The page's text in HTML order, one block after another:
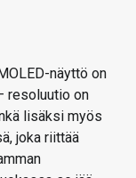
näyttö on
resoluutio on
lisäksi myös
joka riittää